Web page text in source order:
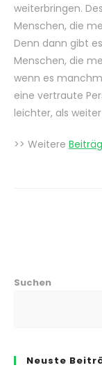
weiterbringen.
Menschen, die
Denn dann gibt
Menschen, die
wenn es
eine vertraute
leichter, als
>> Weitere
Suchen
Neuste